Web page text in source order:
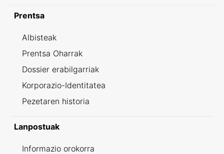
Prentsa
Albisteak
Prentsa Oharrak
Dossier erabilgarriak
Korporazio-Identitatea
Pezetaren historia
Lanpostuak
Informazio orokorra